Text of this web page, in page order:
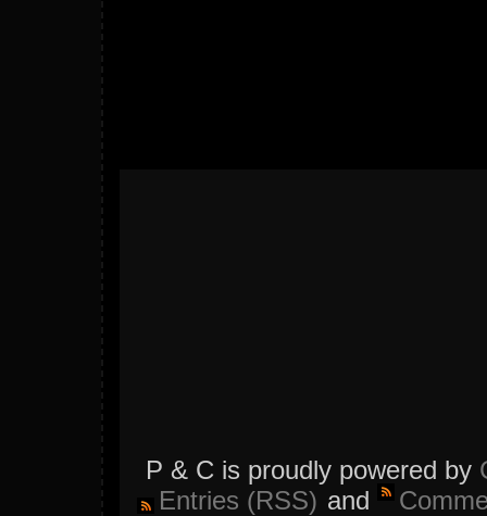
P & C is proudly powered by
Entries (RSS) and